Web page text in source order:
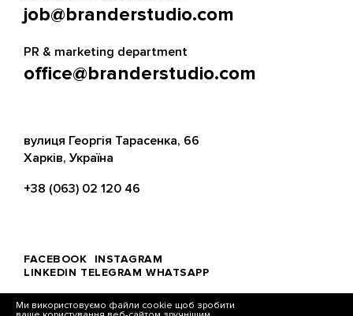
Ми використовуємо файли cookie щоб зробити
job@branderstudio.com
PR & marketing department
office@branderstudio.com
вулиця Георгія Тарасенка, 66
Харків, Україна
+38 (063) 02 120 46
FACEBOOK
INSTAGRAM
LINKEDIN TELEGRAM WHATSAPP